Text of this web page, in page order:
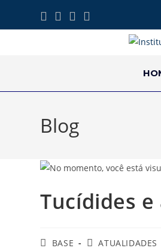
Blog
Tucídides e
BASE ATUALIDADES